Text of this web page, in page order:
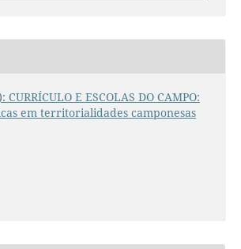
E ESCOLAS DO CAMPO:
em territorialidades camponesas